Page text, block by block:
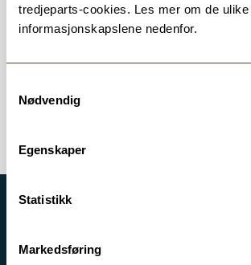
tredjeparts-cookies. Les mer om de ulike
informasjonskapslene nedenfor.
Nødvendig
Egenskaper
Statistikk
Markedsføring
Her finner du meg
Si ifra!